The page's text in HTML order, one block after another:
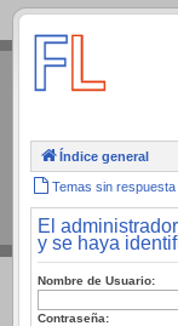
.
Índice general
Temas sin respuesta
El
y se haya
Nombre de Usuario:
Contraseña: